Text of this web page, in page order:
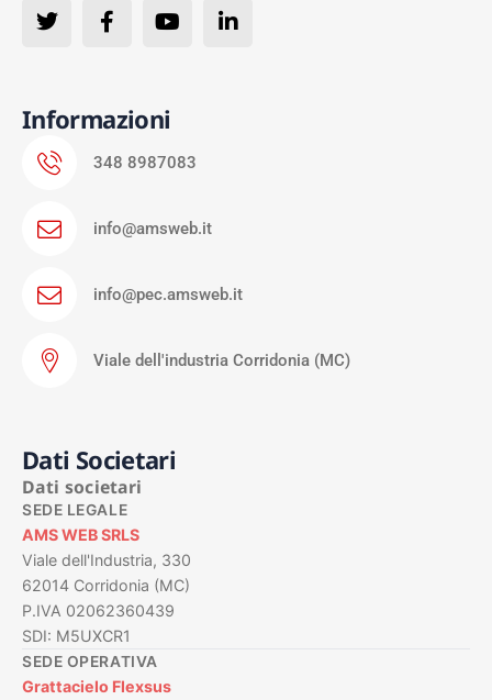
Informazioni
348 8987083
info@amsweb.it
info@pec.amsweb.it
Viale dell'industria Corridonia (MC)
Dati Societari
Dati societari
SEDE LEGALE
AMS WEB SRLS
Viale dell'Industria, 330
62014 Corridonia (MC)
P.IVA 02062360439
SDI: M5UXCR1
SEDE OPERATIVA
Grattacielo Flexsus